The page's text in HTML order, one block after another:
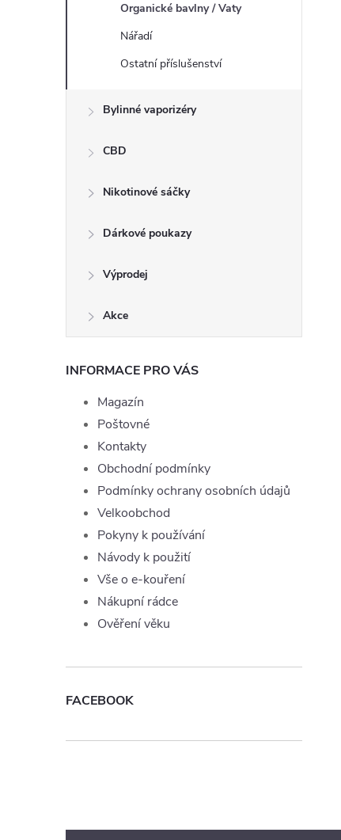
Organické bavlny / Vaty
Nářadí
Ostatní příslušenství
Bylinné vaporizéry
CBD
Nikotinové sáčky
Dárkové poukazy
Výprodej
Akce
INFORMACE PRO VÁS
Magazín
Poštovné
Kontakty
Obchodní podmínky
Podmínky ochrany osobních údajů
Velkoobchod
Pokyny k používání
Návody k použití
Vše o e-kouření
Nákupní rádce
Ověření věku
FACEBOOK